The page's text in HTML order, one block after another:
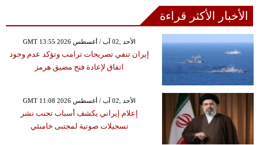
الأخبار الأكثر قراءة
GMT 13:55 2026 الأحد ,02 آب / أغسطس
إيران تنفي تصريحات ترامب وتؤكد عدم وجود
اتفاق لإعادة فتح مضيق هرمز
GMT 11:08 2026 الأحد ,02 آب / أغسطس
إعلام إيراني يكشف أسباب تجنب نشر
تسجيلات صوتية لمجتبى خامنئي